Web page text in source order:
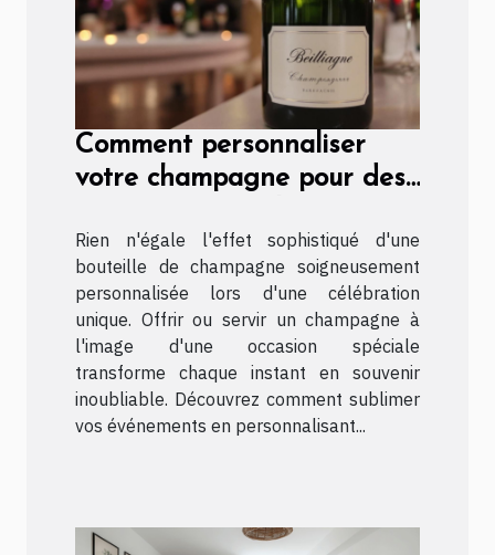
Comment personnaliser
votre champagne pour des
Rien n'égale l'effet sophistiqué d'une
bouteille de champagne soigneusement
personnalisée lors d'une célébration
unique. Offrir ou servir un champagne à
l'image d'une occasion spéciale
transforme chaque instant en souvenir
inoubliable. Découvrez comment sublimer
vos événements en personnalisant...